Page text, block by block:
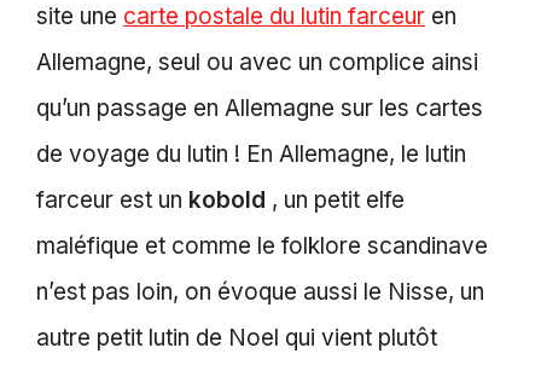
site une carte postale du lutin farceur en
Allemagne, seul ou avec un complice ainsi
qu’un passage en Allemagne sur les cartes
de voyage du lutin ! En Allemagne, le lutin
farceur est un kobold , un petit elfe
maléfique et comme le folklore scandinave
n’est pas loin, on évoque aussi le Nisse, un
autre petit lutin de Noel qui vient plutôt